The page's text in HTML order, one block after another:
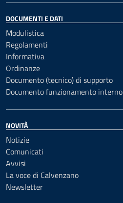
DOCUMENTI E DATI
Modulistica
Regolamenti
Informativa
Ordinanze
Documento (tecnico) di supporto
Documento funzionamento interno
NOVITÀ
Notizie
Comunicati
Avvisi
La voce di Calvenzano
Newsletter